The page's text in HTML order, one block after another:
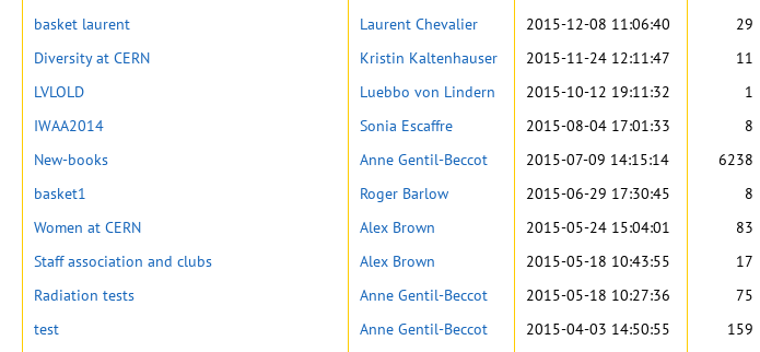
basket laurent
Laurent Chevalier 2015-12-08 11:06:40
29
Diversity at CERN
Kristin Kaltenhauser 2015-11-24 12:11:47
11
LVLOLD
Luebbo von Lindern 2015-10-12 19:11:32
1
IWAA2014
Sonia Escaffre 2015-08-04 17:01:33
8
New-books
Anne Gentil-Beccot 2015-07-09 14:15:14
6238
basket1
Roger Barlow 2015-06-29 17:30:45
8
Women at CERN
Alex Brown 2015-05-24 15:04:01
83
Staff association and clubs
Alex Brown 2015-05-18 10:43:55
17
Radiation tests
Anne Gentil-Beccot 2015-05-18 10:27:36
75
test
Anne Gentil-Beccot 2015-04-03 14:50:55
159